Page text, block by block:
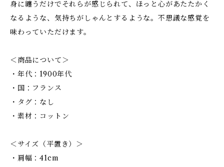
身に纏うだけでそれらが感じられて、ほっと心があたたかく
なるような、気持ちがしゃんとするような。不思議な感覚を
味わっていただけます。
＜商品について＞
・年代：1900年代
・国：フランス
・タグ：なし
・素材：コットン
＜サイズ（平置き）＞
・肩幅：41cm